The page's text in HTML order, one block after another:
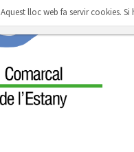
Aquest lloc web fa servir cookies.